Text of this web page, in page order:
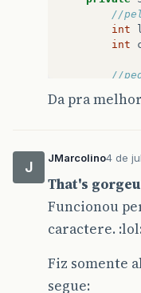
//
int
int
//
if
}
Da pra
J
JMarcolino4 de
That's
Funcionou
caractere.
Fiz somente
segue: